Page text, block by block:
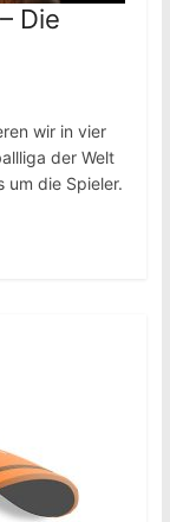
Die
wir in vier
der Welt
um die Spieler.